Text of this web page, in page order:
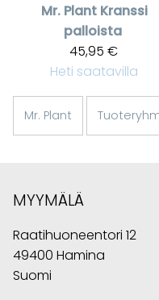
Mr. Plant Kranssi
palloista
45,95 €
Heti saatavilla
Mr. Plant
MYYMÄLÄ
Raatihuoneentori 12
49400 Hamina
Suomi